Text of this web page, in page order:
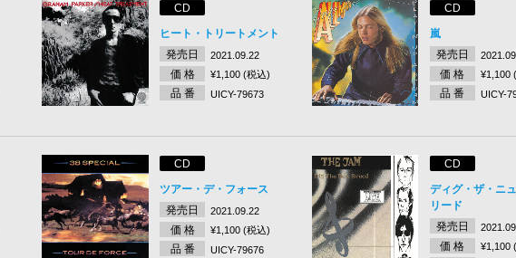
CD
ヒート・トリートメント
発売日
2021.09.22
価 格 ¥1,100 (税込)
品 番 UICY-79673
CD
嵐
発売日
価 格 ¥1,100
品 番 UICY-
CD
ツアー・デ・フォース
発売日
2021.09.22
価 格 ¥1,100 (税込)
品 番 UICY-79676
CD
ディグ・ザ・ニ
リード
発売日
価 格 ¥1,100